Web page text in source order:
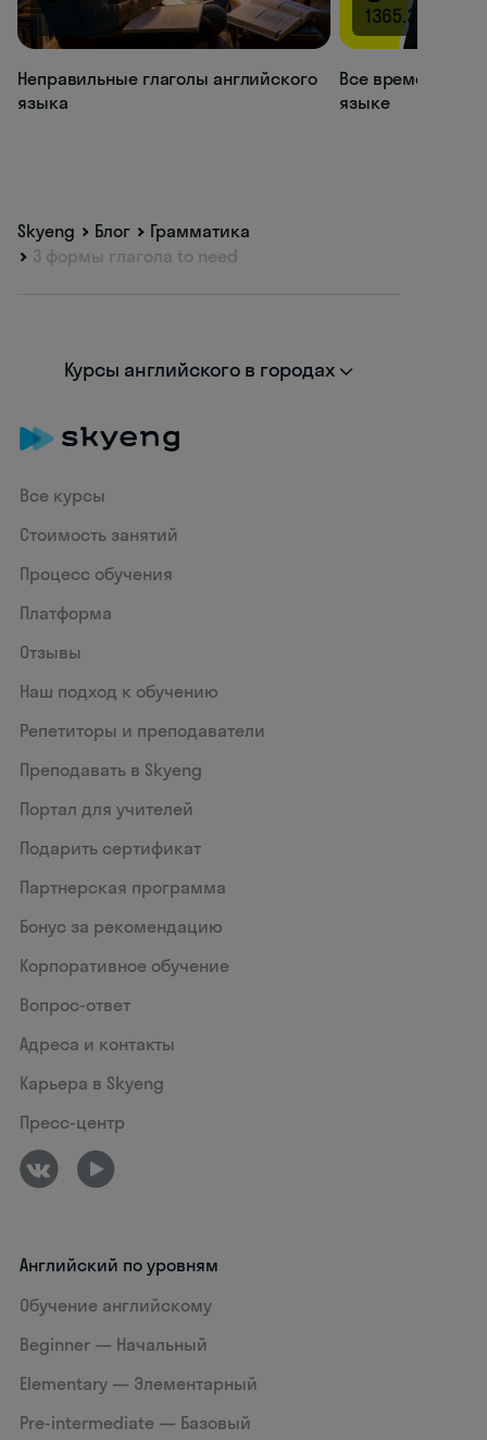
1436.8K
Неправильные глаголы английского
языка
1365.3K
Все времена
языке
Skyeng Блог
Грамматика
3 формы глагола to need
Курсы английского в городах
Все курсы
Стоимость занятий
Процесс обучения
Платформа
Отзывы
Наш подход к обучению
Репетиторы и преподаватели
Преподавать в Skyeng
Портал для учителей
Подарить сертификат
Партнерская программа
Бонус за рекомендацию
Корпоративное обучение
Вопрос-ответ
Адреса и контакты
Карьера в Skyeng
Пресс-центр
Английский по уровням
Обучение английскому
Beginner — Начальный
Elementary — Элементарный
Pre-intermediate — Базовый